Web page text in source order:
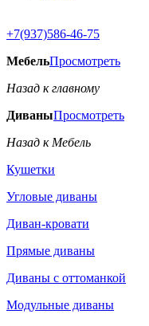
+7(937)586-46-75
МебельПросмотреть
Назад к главному
ДиваныПросмотреть
Назад к Мебель
Кушетки
Угловые диваны
Диван-кровати
Прямые диваны
Диваны с оттоманкой
Модульные диваны